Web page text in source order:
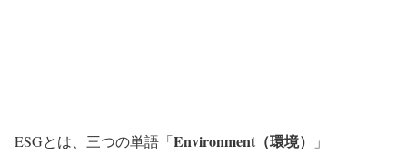
ESGとは、三つの単語「Environment（環境）
」